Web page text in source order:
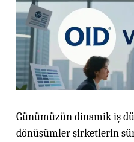
Günümüzün dinamik iş
dönüşümler şirketlerin